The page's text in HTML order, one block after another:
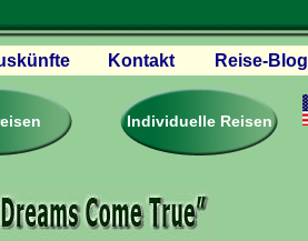
– Reviews
Kontakt Reise-Blog
Individuelle Reisen